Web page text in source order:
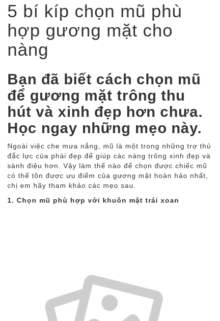
5 bí kíp chọn mũ phù
hợp gương mặt cho
nàng
Bạn đã biết cách chọn mũ
để gương mặt trông thu
hút và xinh đẹp hơn chưa.
Học ngay những mẹo này.
Ngoài việc che mưa nắng, mũ là một trong những trợ thủ
đắc lực của phái đẹp để giúp các nàng trông xinh đẹp và
sành điệu hơn. Vậy làm thế nào để chọn được chiếc mũ
có thể tôn được ưu điểm của gương mặt hoàn hảo nhất,
chị em hãy tham khảo các mẹo sau.
1. Chọn mũ phù hợp với khuôn mặt trái xoan